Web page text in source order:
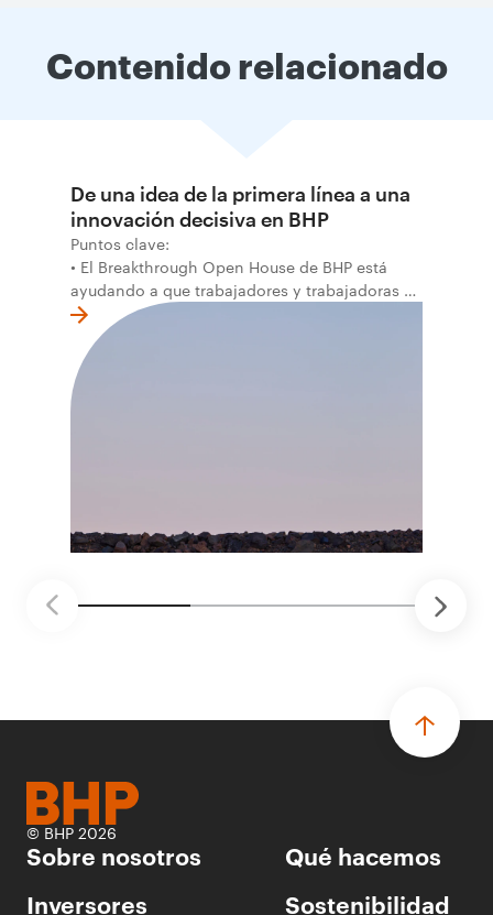
Contenido relacionado
De una idea de la primera línea a una
innovación decisiva en BHP
Puntos clave:
• El Breakthrough Open House de BHP está
ayudando a que trabajadores y trabajadoras de
la primera línea conviertan ideas prácticas en
soluciones probadas que pueden hacer el
trabajo más seguro, inteligente y productivo.
• El primer programa interno de innovación
recibió cerca de 1.000 postulaciones de
mantenimiento robótico, limpieza submarina y
© BHP 2026
Sobre nosotros
Qué hacemos
Inversores
Sostenibilidad